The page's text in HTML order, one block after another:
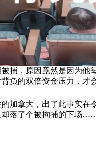
捕，原因竟然是因为
负的双倍资金压力，才
加拿大，出了此事实
落了个被拘捕的下场